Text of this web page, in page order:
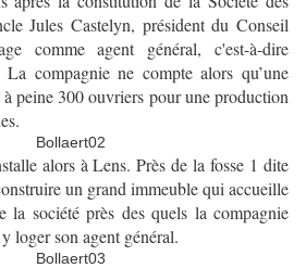
Jules Castelyn, président du Conseil
comme agent général, c'est-à-dire
compagnie ne compte alors qu’une
à peine 300 ouvriers pour une production
alors à Lens. Près de la fosse 1 dite
un grand immeuble qui accueille
la société près des quels la compagnie
loger son agent général.